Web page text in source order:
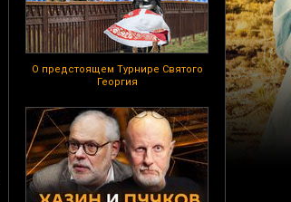
О предстоящем Турнире Святого
Георгия